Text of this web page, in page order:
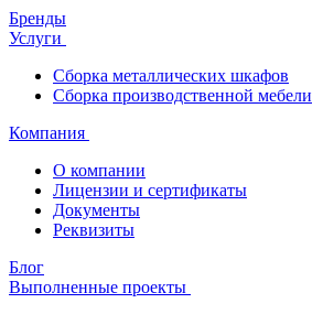
Бренды
Услуги
Сборка металлических шкафов
Сборка производственной мебели
Компания
О компании
Лицензии и сертификаты
Документы
Реквизиты
Блог
Выполненные проекты